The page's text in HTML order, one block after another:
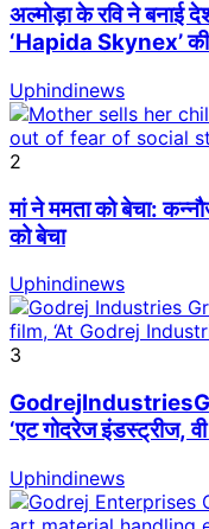
अल्मोड़ा के रवि ने बनाई
‘Hapida Skynex’
Uphindinews
2
मां ने ममता को बेचा:
को बेचा
Uphindinews
3
‘एट गोदरेज इंडस्ट्रीज,
Uphindinews